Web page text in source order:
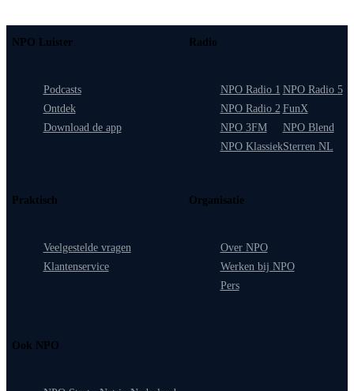
NPO Luister
Podcasts
Ontdek
Download de app
Radio
NPO Radio 1
NPO Radio 2
NPO 3FM
NPO Klassiek
NPO Radio 5
FunX
NPO Blend
Sterren NL
Praktisch
Veelgestelde vragen
Klantenservice
Organisatie
Over NPO
Werken bij NPO
Pers
Ook NPO